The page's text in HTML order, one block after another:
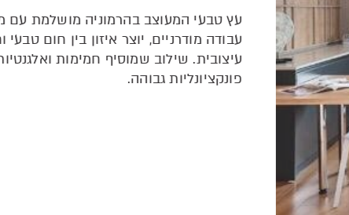
עץ טבעי המעוצב בהרמוניה מושלמת עם
עבודה מודרניים, יוצר איזון בין חום טבעי
עיצובית. שילוב שמוסיף חמימות
פונקציונליות גבוהה.